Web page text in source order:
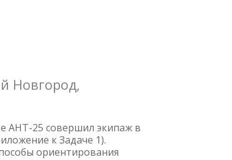
Новгород,
АНТ-25 совершил экипаж в
к Задаче 1).
ориентирования